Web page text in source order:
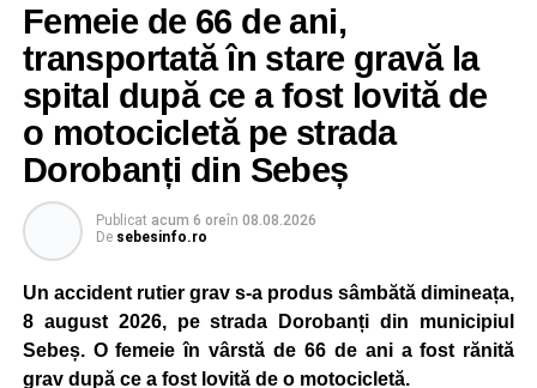
Femeie de 66 de ani,
transportată în stare gravă la
spital după ce a fost lovită de
o motocicletă pe strada
Dorobanți din Sebeș
Publicat acum 6 oreîn 08.08.2026
De sebesinfo.ro
Un accident rutier grav s-a produs sâmbătă dimineața,
8 august 2026, pe strada Dorobanți din municipiul
Sebeș. O femeie în vârstă de 66 de ani a fost rănită
grav după ce a fost lovită de o motocicletă.